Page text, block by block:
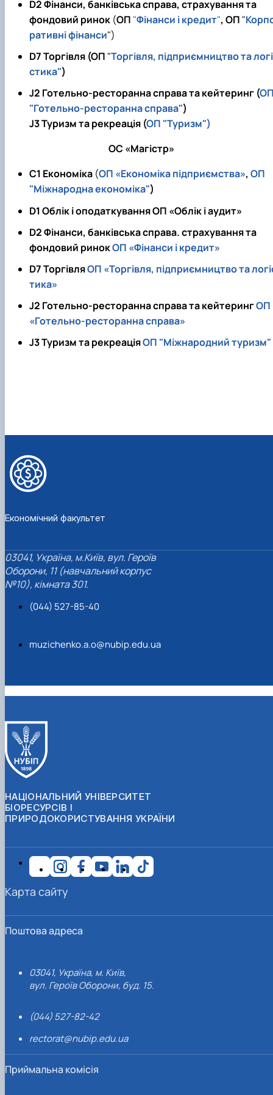
Проєкт «Розвиток лідерських навичок жінок
та мереж для забезпечення рівності у …
D2 Фінанси, банківська справа, страхування та
фондовий ринок (ОП "Фінанси і кредит", ОП "
ративні фінанси")
D7 Торгівля (ОП "Торгівля, підприємництво та логі
стика")
J2 Готельно-ресторанна справа та кейтеринг (
"Готельно-ресторанна справа")
J3 Туризм та рекреація (ОП "Туризм")
ОС «Магістр»
C1 Економіка (ОП «Економіка підприємства», ОП
"Міжнародна економіка")
D1 Облік і оподаткуванняОП «Облік і аудит»
D2 Фінанси, банківська справа. страхування та
фондовий ринокОП «Фінанси і кредит»
D7 ТоргівляОП «Торгівля, підприємництво та
тика»
J2 Готельно-ресторанна справа та кейтерингОП
«Готельно-ресторанна справа»
J3 Туризм та рекреаціяОП "Міжнародний туризм"
Економічний факультет
03041, Україна, м.Київ, вул. Героїв
Оборони, 11 (навчальний корпус
№10), кімната 301.
(044) 527-85-40
muzichenko.a.o@nubip.edu.ua
НАЦІОНАЛЬНИЙ УНІВЕРСИТЕТ
БІОРЕСУРСІВ І
ПРИРОДОКОРИСТУВАННЯ УКРАЇНИ
Поштова адреса
03041, Україна, м. Київ,
вул. Героїв Оборони, буд. 15.
(044) 527-82-42
rectorat@nubip.edu.ua
Приймальна комісія
Карта сайту